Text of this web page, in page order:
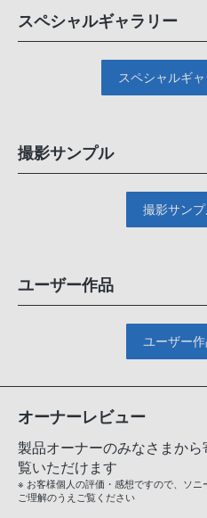
スペシャルギャラリー
スペシャルギ
撮影サンプル
撮影サン
ユーザー作品
ユーザー
オーナーレビュー
製品オーナーのみなさまか
覧いただけます
※ お客様個人の評価・感想ですので、ソ
ご理解のうえご覧ください